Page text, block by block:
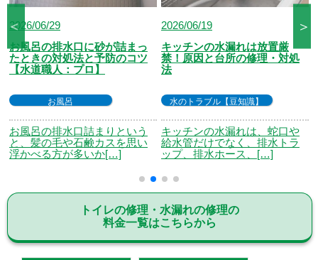
2026/06/19
キッチンの水漏れは放置厳
禁！原因と台所の修理・対処
法
水のトラブル【豆知識】
キッチンの水漏れは、蛇口や
給水管だけでなく、排水トラ
ップ、排水ホース、[…]
2026/06/19
トイレの下水臭を解消！急な
ニオイの原因と正しい掃除方
法
トイレのトラブル
トイレが急に下水臭くなる
と、排水管の不具合やつまり
を疑って不安になる方[…]
＜ ＞
トイレの修理・水漏れの修理の
料金一覧はこちらから